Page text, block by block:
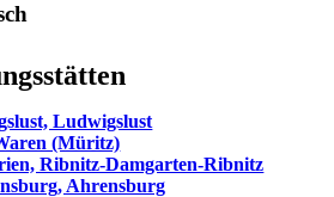
Ludwigslust
(Müritz)
Ribnitz-Damgarten-Ribnitz
Ahrensburg